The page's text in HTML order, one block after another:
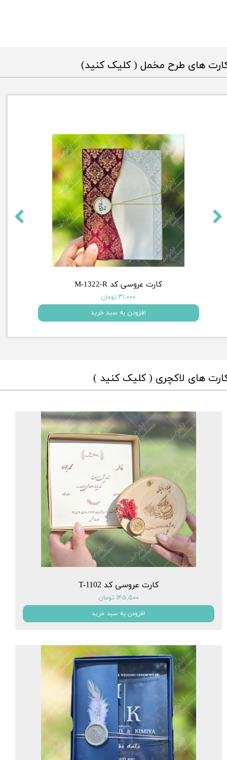
کارت عروسی کد M-1322-R
۳۱,۰۰۰ تومان
افزودن به سبد خرید
های طرح مخمل ( کلیک کنید)
های لاکچری ( کلیک کنید )
کارت عروسی کد T-1102
۱۴۵,۵۰۰ تومان
افزودن به سبد خرید